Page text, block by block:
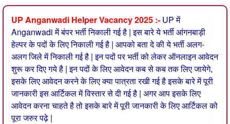
UP Anganwadi Helper Vacancy 2025 :- UP में
Anganwadi में बंपर भर्ती निकाली गई है | इस बारे ये भर्ती आंगनबाड़ी
हेल्पर के पदों के लिए निकाली गई है | आपको बता दे की ये भर्ती अलग-
अलग जिले में निकाली गई है | इन पदों पर भर्ती को लेकर ऑनलाइन आवेदन
शुरू कर दिए गये है | इन पदों के लिए आवेदन कब से कब तक लिए जायेगे,
इसके लिए आवेदन करने के लिए क्या पात्रता रखी गई है इसके बारे में पूरी
जानकारी इस आर्टिकल में विस्तार से दी गई है | अगर आप इसके लिए
आवेदन करना चाहते है तो इसके बारे में पूरी जानकारी के लिए आर्टिकल को
पूरा जरुर पढ़े |